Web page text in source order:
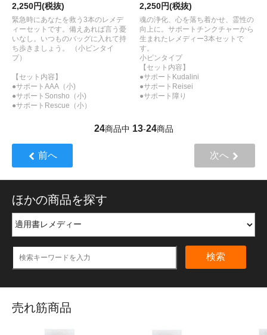
2,250円(税抜)
緊急時にあなたを救う3本のレメデ
ィーセットです。備えあれば言う憂
いなし。いつものバッグに入れて持
ち歩きましょう。 （小ビンタイ
プ）
【セット内容】
●サポートAAA（小)
●サポートSonsho（小)
●サポートRescue（小）
2,250円(税抜)
魂の浄化、心を落ち着かせ、霊性の
向上に。サポートチンクチャーから
生まれたレメディー3本セットで
す。
小ビンタイプ
【セット内容】
●サポートKudalini
●サポートReisei
●サポート障り
24商品中 13-24商品
前へ 次へ
ほかの商品を探す
検索
売れ筋商品